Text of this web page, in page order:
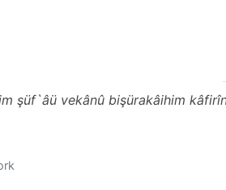
şüf`âü vekânû bişürakâihim